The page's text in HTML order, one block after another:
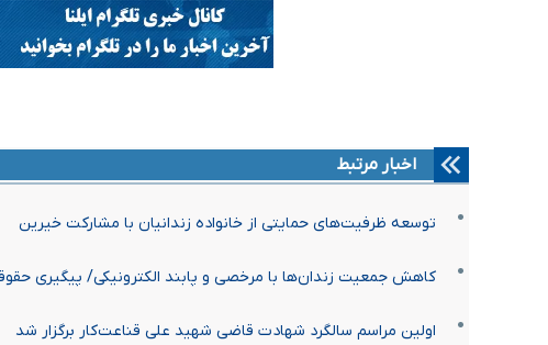
اخبار مرتبط
توسعه ظرفیت‌های حمایتی از خانواده زندانیان با مشارکت خیرین
کاهش جمعیت زندان‌ها با مرخصی و پابند الکترونیکی/ پیگیری
اولین مراسم سالگرد شهادت قاضی شهید علی قناعت‌کار برگزار شد